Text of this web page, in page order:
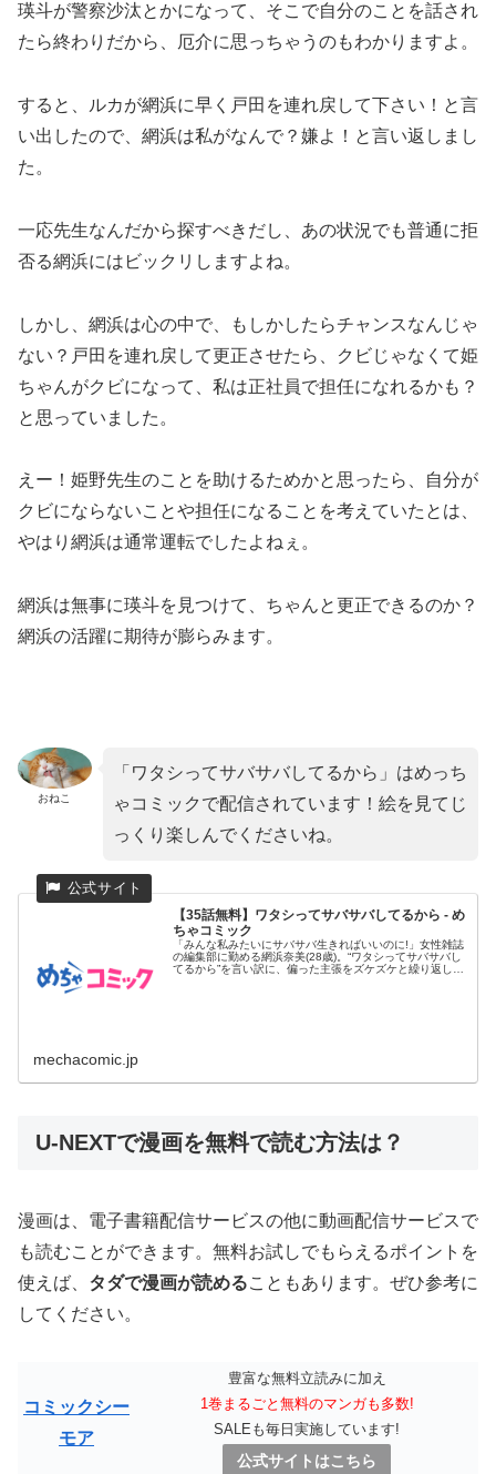
瑛斗が警察沙汰とかになって、そこで自分のことを話され
たら終わりだから、厄介に思っちゃうのもわかりますよ。
すると、ルカが網浜に早く戸田を連れ戻して下さい！と言
い出したので、網浜は私がなんで？嫌よ！と言い返しまし
た。
一応先生なんだから探すべきだし、あの状況でも普通に拒
否る網浜にはビックリしますよね。
しかし、網浜は心の中で、もしかしたらチャンスなんじゃ
ない？戸田を連れ戻して更正させたら、クビじゃなくて姫
ちゃんがクビになって、私は正社員で担任になれるかも？
と思っていました。
えー！姫野先生のことを助けるためかと思ったら、自分が
クビにならないことや担任になることを考えていたとは、
やはり網浜は通常運転でしたよねぇ。
網浜は無事に瑛斗を見つけて、ちゃんと更正できるのか？
網浜の活躍に期待が膨らみます。
おねこ
「ワタシってサバサバしてるから」はめっち
ゃコミックで配信されています！絵を見てじ
っくり楽しんでくださいね。
【35話無料】ワタシってサバサバしてるから - め
ちゃコミック
「みんな私みたいにサバサバ生きればいいのに!」女性雑誌
の編集部に勤める網浜奈美(28歳)。“ワタシってサバサバし
てるから”を言い訳に、偏った主張をズケズケと繰り返し、
mechacomic.jp
U-NEXTで漫画を無料で読む方法は？
漫画は、電子書籍配信サービスの他に動画配信サービスで
も読むことができます。無料お試しでもらえるポイントを
使えば、 タダで漫画が読めることもあります。ぜひ参考に
してください。
コミックシー
モア
豊富な無料立読みに加え
1巻まるごと無料のマンガも多数!
SALEも毎日実施しています!
公式サイトはこちら